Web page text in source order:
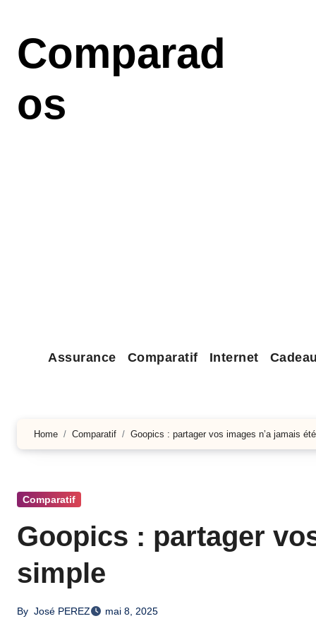
contenu
principal
Comparad
os
Assurance Comparatif Internet
Home Comparatif Goopics : partager vos images n’a jamais
Comparatif
Goopics : partager
simple
By José PEREZ mai 8, 2025